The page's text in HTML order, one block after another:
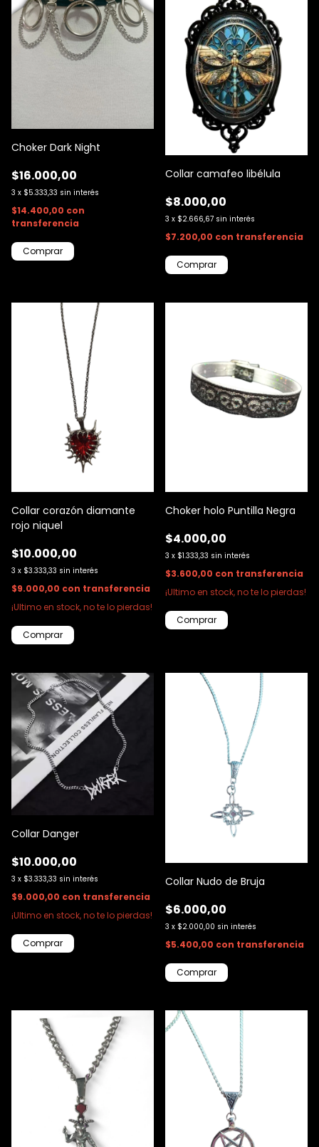
Choker Dark Night
$16.000,00
3 x $5.333,33 sin interés
$14.400,00 con
transferencia
Collar camafeo libélula
$8.000,00
3 x $2.666,67 sin interés
$7.200,00 con transferencia
Collar corazón diamante
rojo niquel
$10.000,00
3 x $3.333,33 sin interés
$9.000,00 con transferencia
¡Ultimo en stock, no te lo pierdas!
Choker holo Puntilla Negra
$4.000,00
3 x $1.333,33 sin interés
$3.600,00 con transferencia
¡Ultimo en stock, no te lo pierdas!
Collar Danger
$10.000,00
3 x $3.333,33 sin interés
$9.000,00 con transferencia
¡Ultimo en stock, no te lo pierdas!
Collar Nudo de Bruja
$6.000,00
3 x $2.000,00 sin interés
$5.400,00 con transferencia